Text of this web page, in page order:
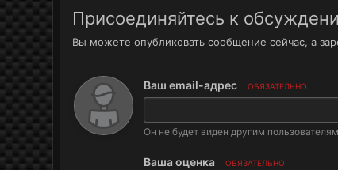
Присоединяйтесь к
Вы можете опубликовать сообщение сейчас, а
Ваш email-адрес ОБЯЗАТЕЛЬНО
Он не будет виден другим
Ваша оценка ОБЯЗАТЕЛЬНО